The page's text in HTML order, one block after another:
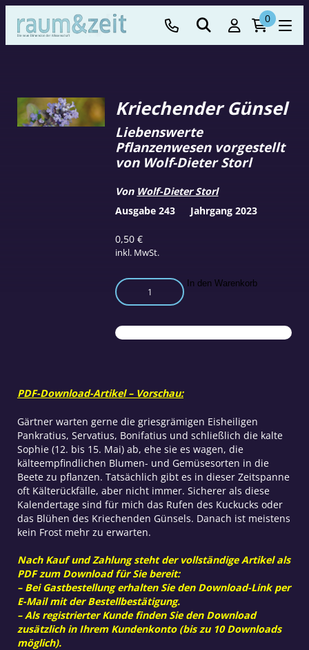
0
Kriechender Günsel
0,50€
inkl. MwSt.
Liebenswerte
Pflanzenwesen vorgestellt
von Wolf-Dieter Storl
Von Wolf-Dieter Storl
Kriechender
Günsel
In den Warenkorb
Ausgabe 243 Jahrgang 2023
PDF-Download-Artikel – Vorschau:
Gärtner warten gerne die griesgrämigen Eisheiligen
Pankratius, Servatius, Bonifatius und schließlich die kalte
Sophie (12. bis 15. Mai) ab, ehe sie es wagen, die
kälteempfindlichen Blumen- und Gemüsesorten in die
Beete zu pflanzen. Tatsächlich gibt es in dieser Zeitspanne
oft Kälterückfälle, aber nicht immer. Sicherer als diese
Kalendertage sind für mich das Rufen des Kuckucks oder
das Blühen des Kriechenden Günsels. Danach ist meistens
kein Frost mehr zu erwarten.
Nach Kauf und Zahlung steht der vollständige Artikel als
PDF zum Download für Sie bereit:
– Bei Gastbestellung erhalten Sie den Download-Link per
E-Mail mit der Bestellbestätigung.
– Als registrierter Kunde finden Sie den Download
zusätzlich in Ihrem Kundenkonto (bis zu 10 Downloads
möglich).